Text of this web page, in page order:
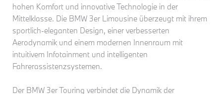
hohen Komfort und innovative Technologie in der
Mittelklasse. Die BMW 3er Limousine überzeugt mit ihrem
sportlich-eleganten Design, einer verbesserten
Aerodynamik und einem modernen Innenraum mit
intuitivem Infotainment und intelligenten
Fahrerassistenzsystemen.
Der BMW 3er Touring verbindet die Dynamik der